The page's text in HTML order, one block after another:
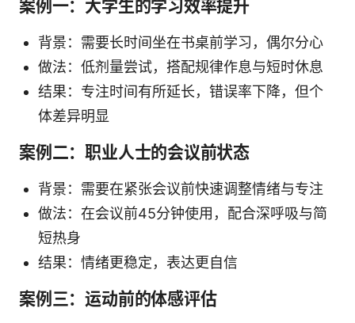
案例一：大学生的学习效率提升
背景：需要长时间坐在书桌前学习，偶尔分心
做法：低剂量尝试，搭配规律作息与短时休息
结果：专注时间有所延长，错误率下降，但个
体差异明显
案例二：职业人士的会议前状态
背景：需要在紧张会议前快速调整情绪与专注
做法：在会议前45分钟使用，配合深呼吸与简
短热身
结果：情绪更稳定，表达更自信
案例三：运动前的体感评估